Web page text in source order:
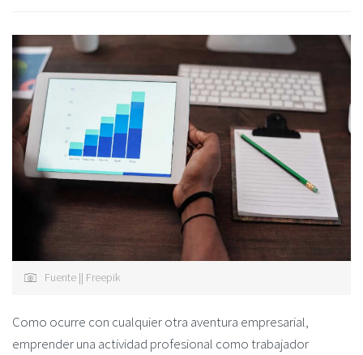
Fuente || Freepik
Como ocurre con cualquier otra aventura empresarial,
emprender una actividad profesional como trabajador